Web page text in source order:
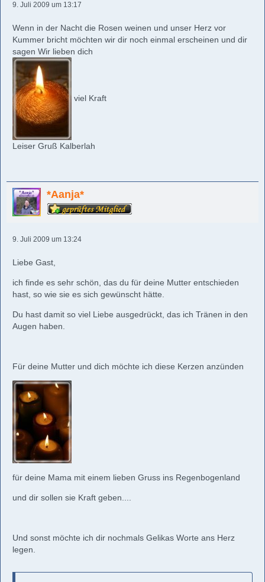
9. Juli 2009 um 13:17
Wenn in der Nacht die Rosen weinen und unser Herz vor
Kummer bricht möchten wir dir noch einmal erscheinen und dir
sagen Wir lieben dich
viel Kraft
Leiser Gruß Kalberlah
*Aanja*
9. Juli 2009 um 13:24
Liebe Gast,
ich finde es sehr schön, das du für deine Mutter entschieden
hast, so wie sie es sich gewünscht hätte.
Du hast damit so viel Liebe ausgedrückt, das ich Tränen in den
Augen haben.
Für deine Mutter und dich möchte ich diese Kerzen anzünden
für deine Mama mit einem lieben Gruss ins Regenbogenland
und dir sollen sie Kraft geben....
Und sonst möchte ich dir nochmals Gelikas Worte ans Herz
legen.